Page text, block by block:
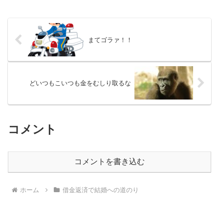
まてゴラァ！！
どいつもこいつも金をむしり取るな
コメント
コメントを書き込む
ホーム 借金返済で結婚への道のり